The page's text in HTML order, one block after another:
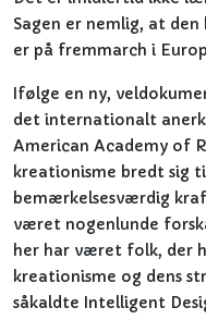
Sagen er nemlig, at
er på fremmarch i
Ifølge en ny,
det internationalt
American Academy of
kreationisme bredt sig
bemærkelsesværdig
været nogenlunde
her har været folk, der
kreationisme og dens
såkaldte Intelligent